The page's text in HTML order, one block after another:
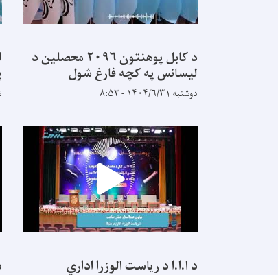
د کابل پوهنتون ۲۰۹۶ محصلین د
لیسانس په کچه فارغ شول
دوشنبه ۱۴۰۴/۶/۳۱ - ۸:۵۳
د ا.ا.ا د ریاست الوزرا اداري